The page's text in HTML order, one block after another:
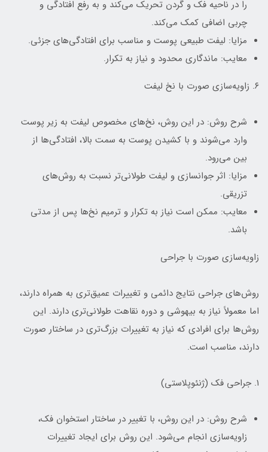
را در ناحیه فک و گردن تحریک می‌کند و به رفع افتادگی و
چربی اضافی کمک می‌کند.
مزایا: لیفت طبیعی پوست و مناسب برای افتادگی‌های جزئی.
معایب: ماندگاری محدود و نیاز به تکرار.
۶. زاویه‌سازی صورت با نخ لیفت
شرح روش: در این روش، نخ‌های مخصوص لیفت به زیر پوست
وارد می‌شوند و با کشیدن پوست به سمت بالا، افتادگی‌ها از
بین می‌رود.
مزایا: اثر جوانسازی و لیفت طولانی‌تر نسبت به روش‌های
تزریقی.
معایب: ممکن است نیاز به تکرار و ترمیم نخ‌ها پس از مدتی
باشد.
زاویه‌سازی صورت با جراحی
روش‌های جراحی نتایج دائمی و تغییرات عمیق‌تری به همراه دارند،
اما معمولاً نیاز به بیهوشی و دوره نقاهت طولانی‌تری دارند. این
روش‌ها برای افرادی که نیاز به تغییرات بزرگ‌تری در ساختار صورت
دارند، مناسب است.
۱. جراحی فک (ژنئوپلاستی)
شرح روش: در این روش، با تغییر در ساختار استخوان فک،
زاویه‌سازی انجام می‌شود. این روش برای ایجاد تغییرات